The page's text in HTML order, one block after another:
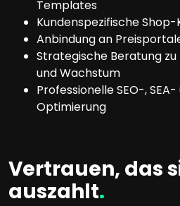
Templates
Kundenspezifische
Anbindung an
Strategische Beratung
und Wachstum
Professionelle SEO-,
Optimierung
Vertrauen, das
auszahlt.